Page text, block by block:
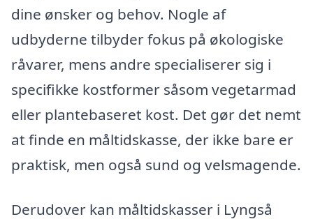
dine ønsker og behov. Nogle af
udbyderne tilbyder fokus på økologiske
råvarer, mens andre specialiserer sig i
specifikke kostformer såsom vegetarmad
eller plantebaseret kost. Det gør det nemt
at finde en måltidskasse, der ikke bare er
praktisk, men også sund og velsmagende.
Derudover kan måltidskasser i Lyngså